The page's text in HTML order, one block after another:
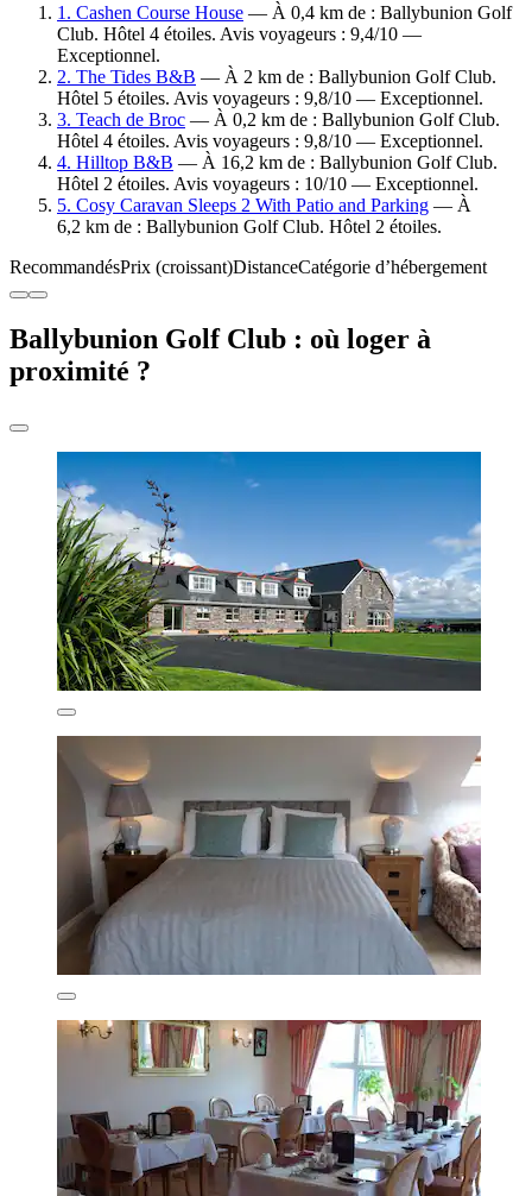
1. Cashen Course House — À 0,4 km de : Ballybunion Golf
Club. Hôtel 4 étoiles. Avis voyageurs : 9,4/10 —
Exceptionnel.
2. The Tides B&B — À 2 km de : Ballybunion Golf Club.
Hôtel 5 étoiles. Avis voyageurs : 9,8/10 — Exceptionnel.
3. Teach de Broc — À 0,2 km de : Ballybunion Golf Club.
Hôtel 4 étoiles. Avis voyageurs : 9,8/10 — Exceptionnel.
4. Hilltop B&B — À 16,2 km de : Ballybunion Golf Club.
Hôtel 2 étoiles. Avis voyageurs : 10/10 — Exceptionnel.
5. Cosy Caravan Sleeps 2 With Patio and Parking — À
6,2 km de : Ballybunion Golf Club. Hôtel 2 étoiles.
RecommandésPrix (croissant)DistanceCatégorie d’hébergement
Ballybunion Golf Club : où loger à
proximité ?